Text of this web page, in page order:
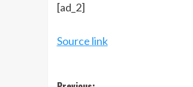
[ad_2]
Source link